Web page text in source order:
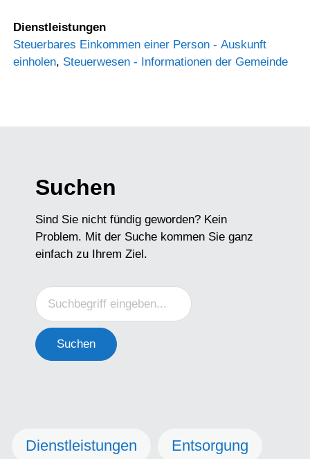
Dienstleistungen
Steuerbares Einkommen einer Person - Auskunft
einholen, Steuerwesen - Informationen der Gemeinde
Suchen
Sind Sie nicht fündig geworden? Kein
Problem. Mit der Suche kommen Sie ganz
einfach zu Ihrem Ziel.
Suchen
Dienstleistungen Entsorgung